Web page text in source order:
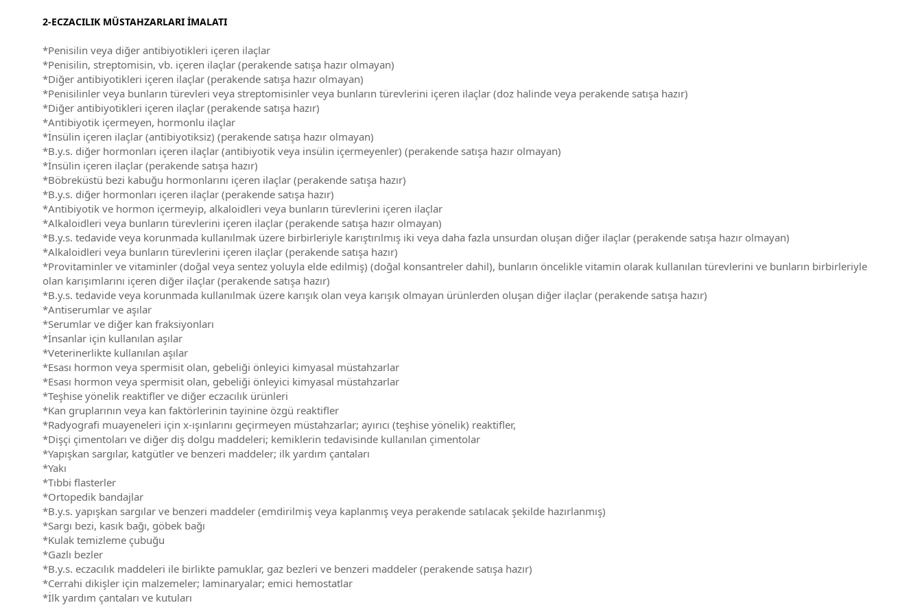
2-ECZACILIK MÜSTAHZARLARI İMALATI
*Penisilin veya diğer antibiyotikleri içeren ilaçlar
*Penisilin, streptomisin, vb. içeren ilaçlar (perakende satışa hazır olmayan)
*Diğer antibiyotikleri içeren ilaçlar (perakende satışa hazır olmayan)
*Penisilinler veya bunların türevleri veya streptomisinler veya bunların türevlerini içeren ilaçlar (doz halinde veya perakende satışa hazır)
*Diğer antibiyotikleri içeren ilaçlar (perakende satışa hazır)
*Antibiyotik içermeyen, hormonlu ilaçlar
*İnsülin içeren ilaçlar (antibiyotiksiz) (perakende satışa hazır olmayan)
*B.y.s. diğer hormonları içeren ilaçlar (antibiyotik veya insülin içermeyenler) (perakende satışa hazır olmayan)
*İnsülin içeren ilaçlar (perakende satışa hazır)
*Böbreküstü bezi kabuğu hormonlarını içeren ilaçlar (perakende satışa hazır)
*B.y.s. diğer hormonları içeren ilaçlar (perakende satışa hazır)
*Antibiyotik ve hormon içermeyip, alkaloidleri veya bunların türevlerini içeren ilaçlar
*Alkaloidleri veya bunların türevlerini içeren ilaçlar (perakende satışa hazır olmayan)
*B.y.s. tedavide veya korunmada kullanılmak üzere birbirleriyle karıştırılmış iki veya daha fazla unsurdan oluşan diğer ilaçlar (perakende satışa hazır olmayan)
*Alkaloidleri veya bunların türevlerini içeren ilaçlar (perakende satışa hazır)
*Provitaminler ve vitaminler (doğal veya sentez yoluyla elde edilmiş) (doğal konsantreler dahil), bunların öncelikle vitamin olarak kullanılan türevlerini ve bunların birbirleriyle
olan karışımlarını içeren diğer ilaçlar (perakende satışa hazır)
*B.y.s. tedavide veya korunmada kullanılmak üzere karışık olan veya karışık olmayan ürünlerden oluşan diğer ilaçlar (perakende satışa hazır)
*Antiserumlar ve aşılar
*Serumlar ve diğer kan fraksiyonları
*İnsanlar için kullanılan aşılar
*Veterinerlikte kullanılan aşılar
*Esası hormon veya spermisit olan, gebeliği önleyici kimyasal müstahzarlar
*Esası hormon veya spermisit olan, gebeliği önleyici kimyasal müstahzarlar
*Teşhise yönelik reaktifler ve diğer eczacılık ürünleri
*Kan gruplarının veya kan faktörlerinin tayinine özgü reaktifler
*Radyografi muayeneleri için x-ışınlarını geçirmeyen müstahzarlar; ayırıcı (teşhise yönelik) reaktifler,
*Dişçi çimentoları ve diğer diş dolgu maddeleri; kemiklerin tedavisinde kullanılan çimentolar
*Yapışkan sargılar, katgütler ve benzeri maddeler; ilk yardım çantaları
*Yakı
*Tıbbi flasterler
*Ortopedik bandajlar
*B.y.s. yapışkan sargılar ve benzeri maddeler (emdirilmiş veya kaplanmış veya perakende satılacak şekilde hazırlanmış)
*Sargı bezi, kasık bağı, göbek bağı
*Kulak temizleme çubuğu
*Gazlı bezler
*B.y.s. eczacılık maddeleri ile birlikte pamuklar, gaz bezleri ve benzeri maddeler (perakende satışa hazır)
*Cerrahi dikişler için malzemeler; laminaryalar; emici hemostatlar
*İlk yardım çantaları ve kutuları